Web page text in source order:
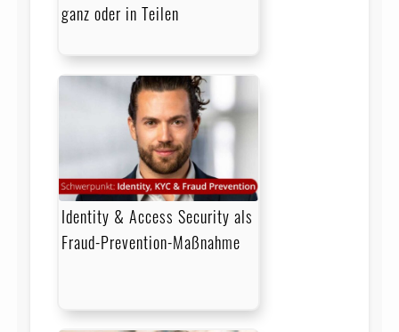
ganz oder in Teilen
Identity & Access Security als
Fraud-Prevention-Maßnahme